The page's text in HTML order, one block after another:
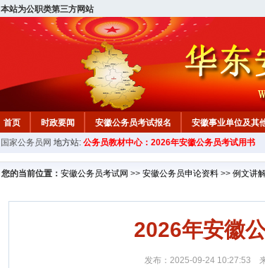
本站为公职类第三方网站
首页 时政要闻 安徽公务员考试报名 安徽事业单位及其
安徽公务员行测试题 在线咨询 教材中心
国家公务员网 地方站: 公务员教材中心：2026年安徽公务员考试用书
您的当前位置： 安徽公务员考试网 >> 安徽公务员申论资料 >> 例文讲
2026年安徽
发布：2025-09-24 10:27:53